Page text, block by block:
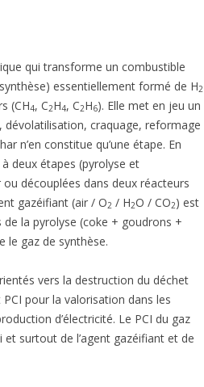
qui transforme un combustible
essentiellement formé de H2
(CH4, C2H4, C2H6). Elle met en jeu un
craquage, reformage
n’en constitue qu’une étape. En
deux étapes (pyrolyse et
découplées dans deux réacteurs
gazéifiant (air / O2 / H2O / CO2) est
la pyrolyse (coke + goudrons +
le gaz de synthèse.
vers la destruction du déchet
pour la valorisation dans les
d’électricité. Le PCI du gaz
surtout de l’agent gazéifiant et de